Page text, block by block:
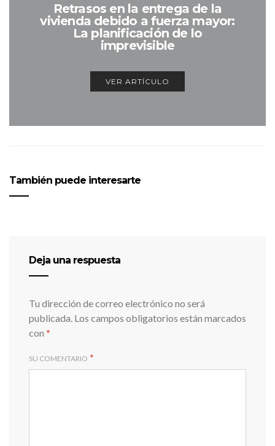
Retrasos en la entrega de la
vivienda debido a fuerza mayor:
La planificación de lo
imprevisible
VER ARTÍCULO
También puede interesarte
Deja una respuesta
Tu dirección de correo electrónico no será
publicada. Los campos obligatorios están marcados
con *
SU COMENTARIO *